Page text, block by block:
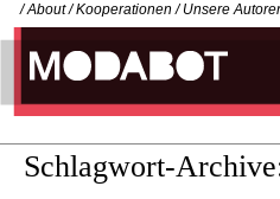
/ About / Kooperationen / Unsere
Schlagwort-